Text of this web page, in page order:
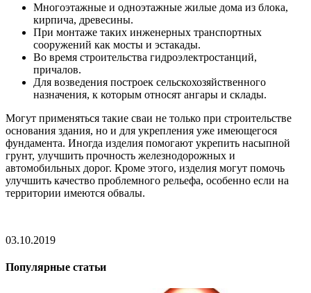
Многоэтажные и одноэтажные жилые дома из блока,
кирпича, древесины.
При монтаже таких инженерных транспортных
сооружений как мосты и эстакады.
Во время строительства гидроэлектростанций,
причалов.
Для возведения построек сельскохозяйственного
назначения, к которым относят ангары и склады.
Могут применяться такие сваи не только при строительстве
основания здания, но и для укрепления уже имеющегося
фундамента. Иногда изделия помогают укрепить насыпной
грунт, улучшить прочность железнодорожных и
автомобильных дорог. Кроме этого, изделия могут помочь
улучшить качество проблемного рельефа, особенно если на
территории имеются обвалы.
03.10.2019
Популярные статьи